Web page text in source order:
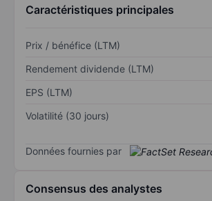
Caractéristiques principales
Prix / bénéfice (LTM)
Rendement dividende (LTM)
EPS (LTM)
Volatilité (30 jours)
Données fournies par
Consensus des analystes